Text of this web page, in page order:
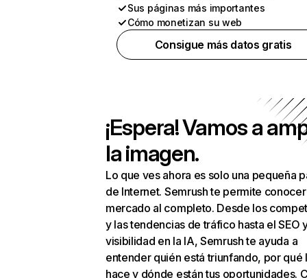
Sus páginas más importantes
Cómo monetizan su web
Consigue más datos gratis
¡Espera! Vamos a
la imagen.
Lo que ves ahora es solo una pequeña
de Internet. Semrush te permite
mercado al completo. Desde los
y las tendencias de tráfico hasta el SEO
visibilidad en la IA, Semrush te ayuda a
entender quién está triunfando, por qué
hace y dónde están tus oportunidades.